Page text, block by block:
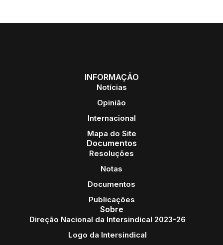
INFORMAÇÃO
Notícias
Opinião
Internacional
Mapa do Site
Documentos
Resoluções
Notas
Documentos
Publicações
Sobre
Direção Nacional da Intersindical 2023-26
Logo da Intersindical